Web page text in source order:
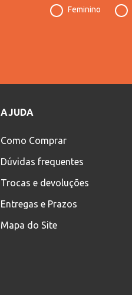
Feminino
AJUDA
Como Comprar
Dúvidas frequentes
Trocas e devoluções
Entregas e Prazos
Mapa do Site